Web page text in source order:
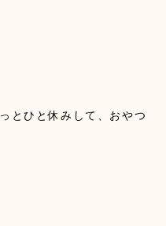
とひと休みして、おやつ